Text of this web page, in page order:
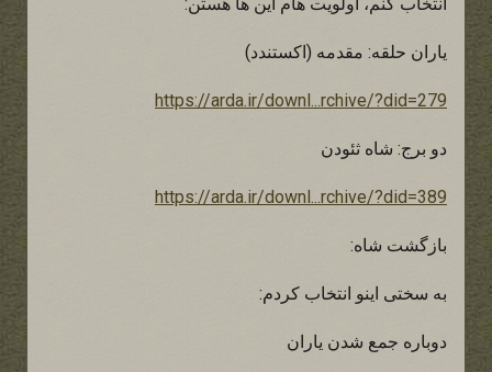
یاران حلقه: مقدمه (اکستندد)
https://arda.ir/downl...rchive/?did=279
دو برج: شاه ثئودن
https://arda.ir/downl...rchive/?did=389
بازگشت شاه:
به سختی اینو انتخاب کردم:
دوباره جمع شدن یاران